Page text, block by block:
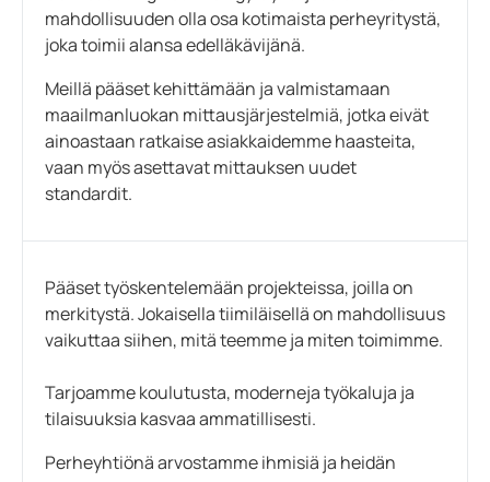
mahdollisuuden olla osa kotimaista perheyritystä,
joka toimii alansa edelläkävijänä.
Meillä pääset kehittämään ja valmistamaan
maailmanluokan mittausjärjestelmiä, jotka eivät
ainoastaan ratkaise asiakkaidemme haasteita,
vaan myös asettavat mittauksen uudet
standardit.
Pääset työskentelemään projekteissa, joilla on
merkitystä. Jokaisella tiimiläisellä on mahdollisuus
vaikuttaa siihen, mitä teemme ja miten toimimme.
Tarjoamme koulutusta, moderneja työkaluja ja
tilaisuuksia kasvaa ammatillisesti.
Perheyhtiönä arvostamme ihmisiä ja heidän